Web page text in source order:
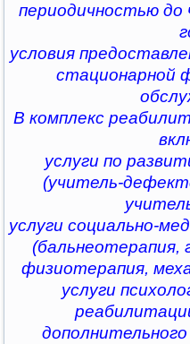
периодичностью до
условия
стационарной
В комплекс
услуги по
(учитель-
услуги социально-
(бальнеотерапия,
физиотерапия,
услуги